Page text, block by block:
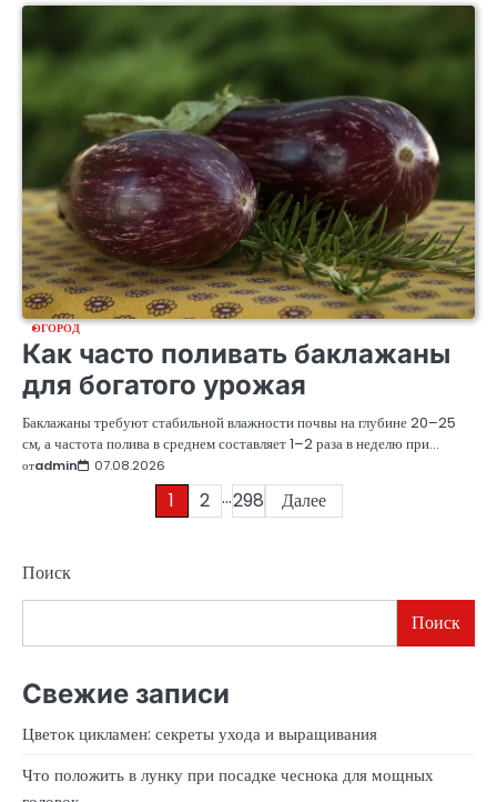
ОГОРОД
Как часто поливать баклажаны
для богатого урожая
Баклажаны требуют стабильной влажности почвы на глубине 20–25
см, а частота полива в среднем составляет 1–2 раза в неделю при…
отadmin 07.08.2026
1 2 …298 Далее
Поиск
Поиск
Свежие записи
Цветок цикламен: секреты ухода и выращивания
Что положить в лунку при посадке чеснока для мощных